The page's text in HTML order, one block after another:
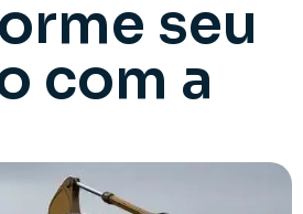
seu
com a